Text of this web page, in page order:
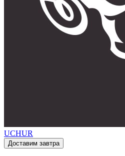
UCHUR
Доставим завтра